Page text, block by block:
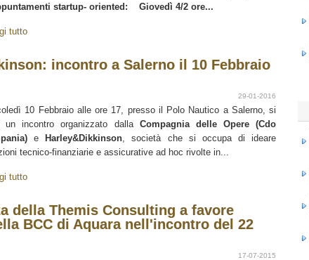
startup- oriented: Giovedì 4/2 ore...
tutto
incontro a Salerno il 10 Febbraio
29-01-2016
10 Febbraio alle ore 17, presso il Polo Nautico a Salerno, si
un incontro organizzato dalla Compagnia delle Opere (Cdo
e Harley&Dikkinson, società che si occupa di ideare
tecnico-finanziarie e assicurative ad hoc rivolte in...
tutto
della Themis Consulting a favore
BCC di Aquara nell'incontro del 22
17-07-2015